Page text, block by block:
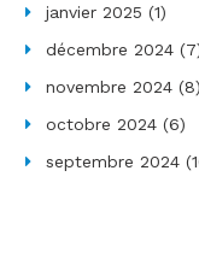
janvier 2025 (1)
décembre 2024
novembre 2024 (8)
octobre 2024 (6)
septembre 2024